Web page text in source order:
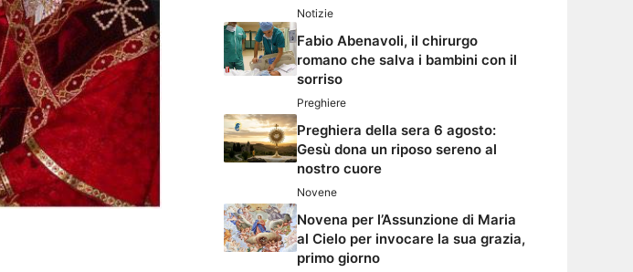
Notizie
Fabio Abenavoli, il chirurgo
romano che salva i bambini con il
sorriso
Preghiere
Preghiera della sera 6 agosto:
Gesù dona un riposo sereno al
nostro cuore
Novene
Novena per l’Assunzione di Maria
al Cielo per invocare la sua grazia,
primo giorno